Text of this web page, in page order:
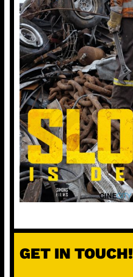
GET IN TOUCH!